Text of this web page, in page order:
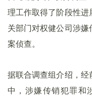
理工作取得了阶段性进
关部门对权健公司涉
案侦查。
据联合调查组介绍，经
中，涉嫌传销犯罪和